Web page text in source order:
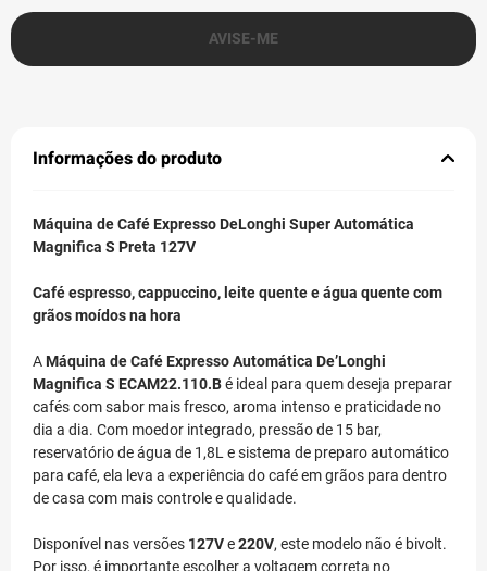
Informações do produto
Máquina de Café Expresso DeLonghi Super Automática
Magnifica S Preta 127V
Café espresso, cappuccino, leite quente e água quente com
grãos moídos na hora
AMáquina de Café Expresso Automática De’Longhi
Magnifica S ECAM22.110.Bé ideal para quem deseja preparar
cafés com sabor mais fresco, aroma intenso e praticidade no
dia a dia. Com moedor integrado, pressão de 15 bar,
reservatório de água de 1,8L e sistema de preparo automático
para café, ela leva a experiência do café em grãos para dentro
de casa com mais controle e qualidade.
Disponível nas versões 127Ve220V, este modelo não é bivolt.
Por isso, é importante escolher a voltagem correta no